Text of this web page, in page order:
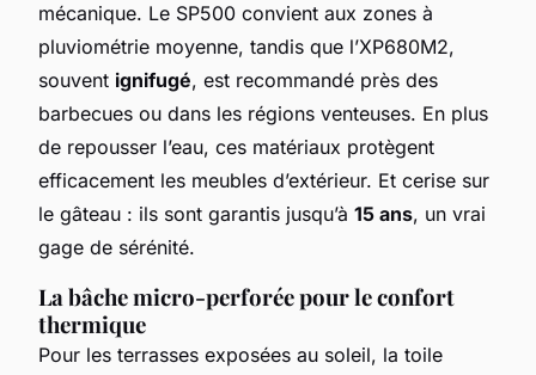
mécanique. Le SP500 convient aux zones à
pluviométrie moyenne, tandis que l’XP680M2,
souvent ignifugé, est recommandé près des
barbecues ou dans les régions venteuses. En plus
de repousser l’eau, ces matériaux protègent
efficacement les meubles d’extérieur. Et cerise sur
le gâteau : ils sont garantis jusqu’à 15 ans, un vrai
gage de sérénité.
La bâche micro-perforée pour le confort
thermique
Pour les terrasses exposées au soleil, la toile